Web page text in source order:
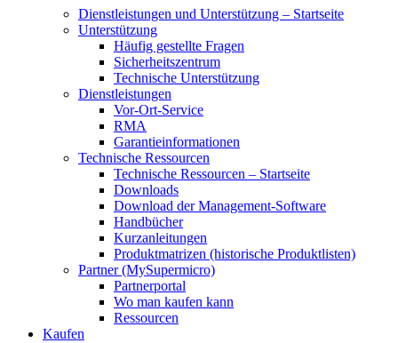
Dienstleistungen und Unterstützung – Startseite
Unterstützung
Häufig gestellte Fragen
Sicherheitszentrum
Technische Unterstützung
Dienstleistungen
Vor-Ort-Service
RMA
Garantieinformationen
Technische Ressourcen
Technische Ressourcen – Startseite
Downloads
Download der Management-Software
Handbücher
Kurzanleitungen
Produktmatrizen (historische Produktlisten)
Partner (MySupermicro)
Partnerportal
Wo man kaufen kann
Ressourcen
Kaufen